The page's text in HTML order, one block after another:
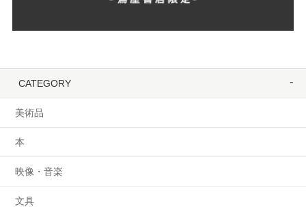
CATEGORY
美術品
本
映像・音楽
文具